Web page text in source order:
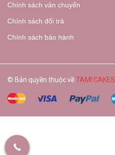
Chính sách vận chuyển
Chính sách đổi trả
Chính sách bảo hành
© Bản quyền thuộc vềTAMI CAKES